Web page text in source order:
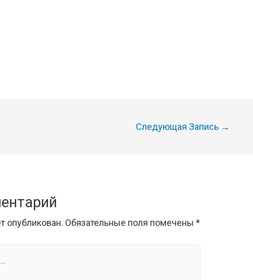
Следующая Запись →
опубликован. Обязательные поля помечены*